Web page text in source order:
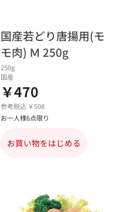
国産若どり唐揚用(モ
モ肉) Ｍ 250g
250g
国産
￥470
参考税込 ￥508
お一人様6点限り
お買い物をはじめる